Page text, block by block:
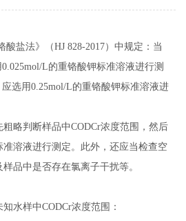
盐法》（HJ 828-2017）中规定：当
L的重铬酸钾标准溶液进行测
选用0.25mol/L的重铬酸钾标准溶液进
略判断样品中CODCr浓度范围，然后
溶液进行测定。此外，还应当检查空
品中是否存在氯离子干扰等。
水样中CODCr浓度范围：